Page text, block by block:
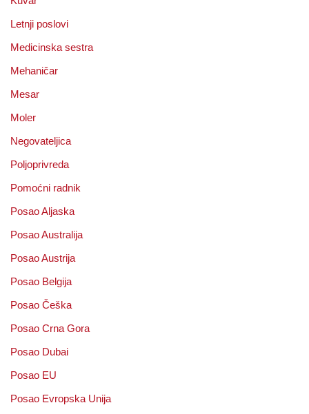
Letnji poslovi
Medicinska sestra
Mehaničar
Mesar
Moler
Negovateljica
Poljoprivreda
Pomoćni radnik
Posao Aljaska
Posao Australija
Posao Austrija
Posao Belgija
Posao Češka
Posao Crna Gora
Posao Dubai
Posao EU
Posao Evropska Unija